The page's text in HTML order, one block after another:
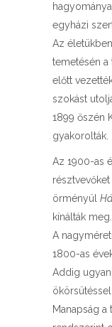
egyházi
Az
temetésén
előtt
szokást
1899 őszén
gyakorolták.
Az 1900-as
résztvevőket
örményül
kínálták meg.
A
1800-as
Addig
Manapság a